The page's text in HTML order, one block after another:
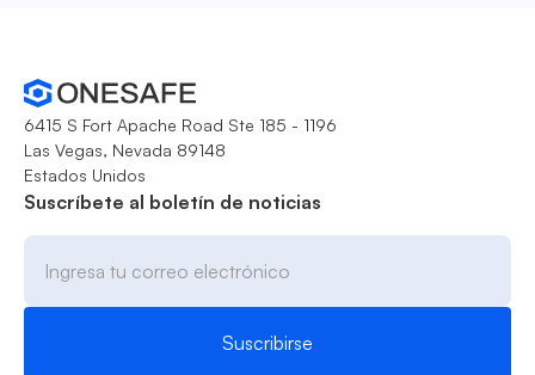
6415 S Fort Apache Road Ste 185 - 1196
Las Vegas, Nevada 89148
Estados Unidos
Suscríbete al boletín de noticias